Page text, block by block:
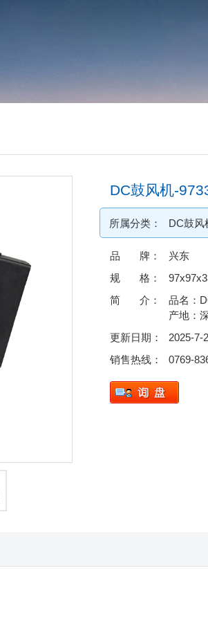
DC鼓风机-
所属分类： DC鼓风
品 牌：
兴东
规 格：
简 介：
品名：
产地：
更新日期：
2025-7-2
销售热线：
0769-